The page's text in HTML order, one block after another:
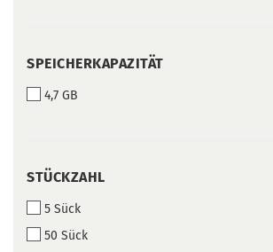
SPEICHERKAPAZITÄT
SPEICHERKAPAZITÄT
4,7 GB
STÜCKZAHL
STÜCKZAHL
5 Sück
50 Sück